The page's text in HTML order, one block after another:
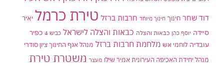
דוד שחר חינוך חינוך מיוחד חרבות ברזל טירת כרמל יאיר
סיידה יוסף כהן כבאות והצלה כבאות והצלה לישראל כביש 4
כפיר
עובדיה לוחמי אש מלחמת חרבות ברזל מנהל אגף החינוך ציון סודרי
מנהל יחידת האכיפה העירונית אמיר שילו מעצר משטרת טירת